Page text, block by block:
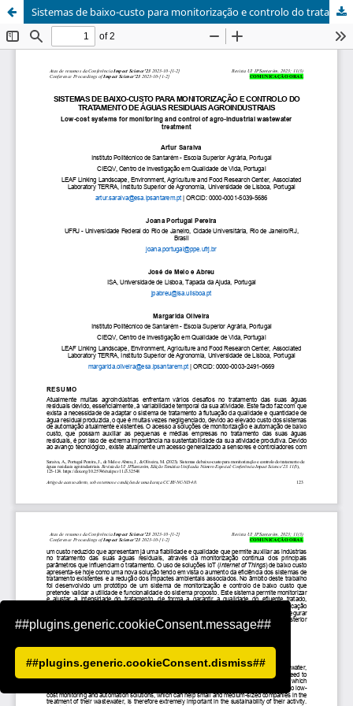
##plugins.generic.cookieConsent.message##
##plugins.generic.cookieConsent.dismiss##
Sistemas de baixo-custo para monitorização e controlo do tratamento de águas residuais agroindustriais